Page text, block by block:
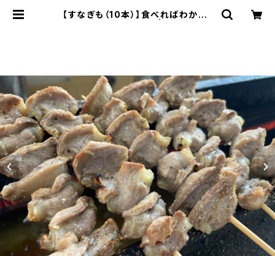
【すなぎも（10本）】食べればわかる！